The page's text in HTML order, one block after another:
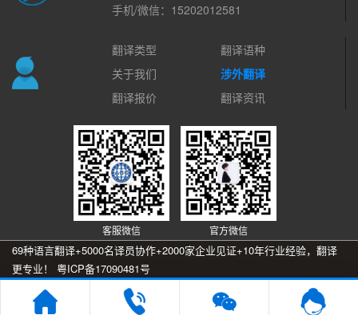

手机/微信：15202012581
翻译类型
翻译语种
关于我们
涉外翻译
翻译报价
翻译资讯
客服微信 官方微信
69种语言翻译+5000名译员协作+2000家企业见证+10年行业经验，翻译
更专业！ 粤ICP备17090481号